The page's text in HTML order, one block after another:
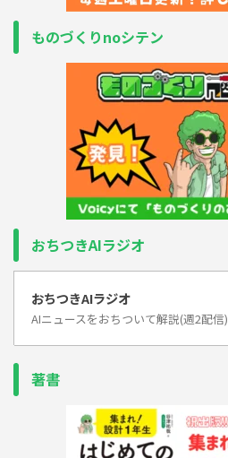
ものづくりnoシテン
おちつきAIラジオ
おちつきAIラジオ
AIニュースをおちついて解説(週2配信)
著書